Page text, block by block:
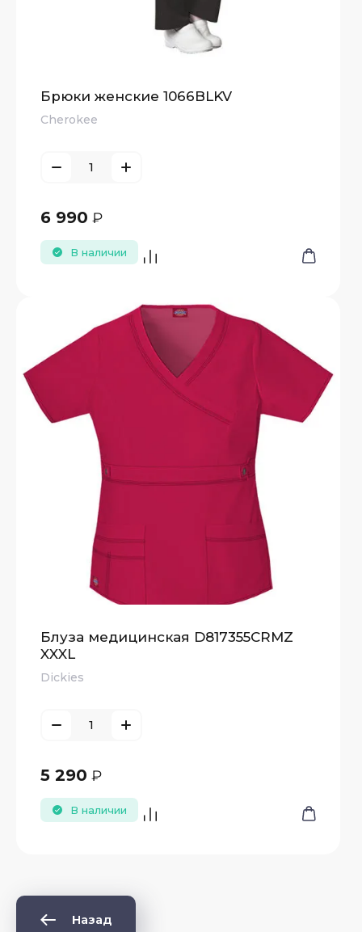
Брюки женские 1066BLKV
Cherokee
6 990 ₽
В наличии
Блуза медицинская D817355CRMZ
XXXL
Dickies
5 290 ₽
В наличии
Назад